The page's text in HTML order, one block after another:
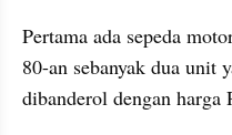
Pertama ada sepeda
80-an sebanyak dua unit
dibanderol dengan harga